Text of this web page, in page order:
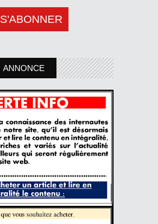
S'ABONNER
ANNONCE